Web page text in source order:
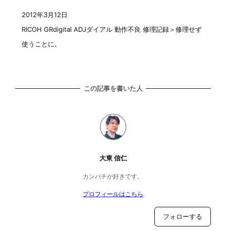
RICOH GRdigital ADJダイアル 動作不良 修理記録＞修理せず
使うことに。
2012年3月12日
この記事を書いた人
大東 信仁
カンパチが好きです。
プロフィールはこちら
フォローする